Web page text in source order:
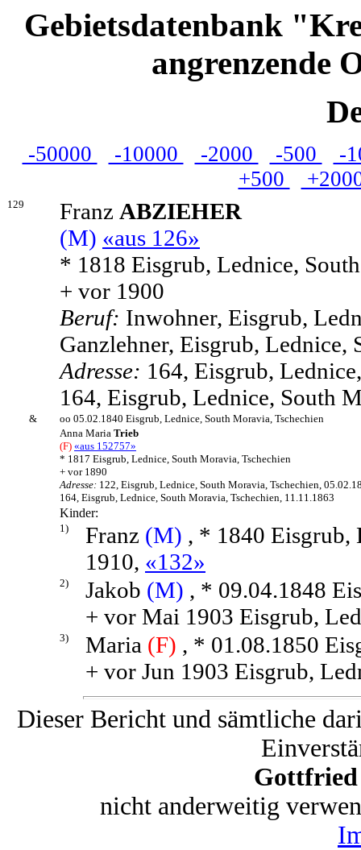
Gebietsdatenbank
angrenzende
-50000 -10000 -2000 -500
-
+500
129 Franz ABZIEHER
(M) «aus 126»
* 1818 Eisgrub, Lednice,
+ vor 1900
Beruf: Inwohner, Eisgrub,
Ganzlehner, Eisgrub, Lednice,
Adresse: 164, Eisgrub,
164, Eisgrub, Lednice, South
&
oo 05.02.1840 Eisgrub, Lednice, South Moravia, Tschechien
Anna Maria Trieb
(F) «aus 152757»
* 1817 Eisgrub, Lednice, South Moravia, Tschechien
+ vor 1890
Adresse: 122, Eisgrub, Lednice, South Moravia, Tschechien,
164, Eisgrub, Lednice, South Moravia, Tschechien, 11.11.1863
Kinder:
1) Franz (M) , * 1840 Eisgrub,
1910, «132»
2) Jakob (M) , * 09.04.1848
+ vor Mai 1903 Eisgrub,
3) Maria (F) , * 01.08.1850
+ vor Jun 1903 Eisgrub,
Dieser Bericht und sämtliche
Gottfried
nicht anderweitig